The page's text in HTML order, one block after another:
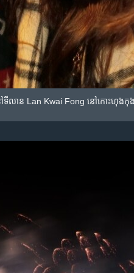
ៅ​ទីលាន Lan Kwai Fong នៅ​កោះ​ហុងកុ